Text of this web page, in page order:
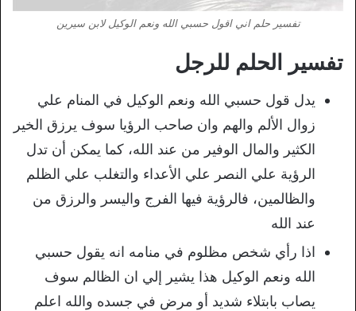
تفسير حلم اني اقول حسبي الله ونعم الوكيل لابن سيرين
تفسير الحلم للرجل
يدل قول حسبي الله ونعم الوكيل في المنام علي
زوال الألم والهم وان صاحب الرؤيا سوف يرزق الخير
الكثير والمال الوفير من عند الله، كما يمكن أن تدل
الرؤية علي النصر علي الأعداء والتغلب علي الظلم
والظالمين، فالرؤية فيها الفرج واليسر والرزق من
عند الله
اذا رأي شخص مظلوم في منامه انه يقول حسبي
الله ونعم الوكيل هذا يشير إلي ان الظالم سوف
يصاب بابتلاء شديد أو مرض في جسده والله اعلم